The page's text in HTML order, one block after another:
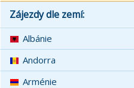
Zájezdy dle zemí:
Albánie
Andorra
Arménie